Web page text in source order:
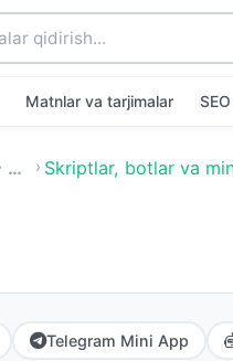
Matnlar va tarjimalar
… Skriptlar, botlar va
Telegram Mini App